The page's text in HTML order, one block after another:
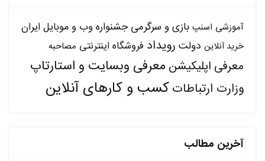
آموزشی اسنپ بازی و سرگرمی جشنواره وب و موبایل ایران
خرید آنلاین دولت رویداد فروشگاه اینترنتی مصاحبه
معرفی اپلیکیشن معرفی وبسایت و استارتاپ
وزارت ارتباطاتکسب و کارهای آنلاین
آخرین مطالب